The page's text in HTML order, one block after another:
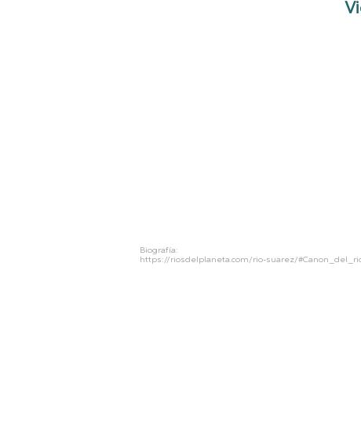
Biografía:
https://riosdelplaneta.com/rio-suarez/